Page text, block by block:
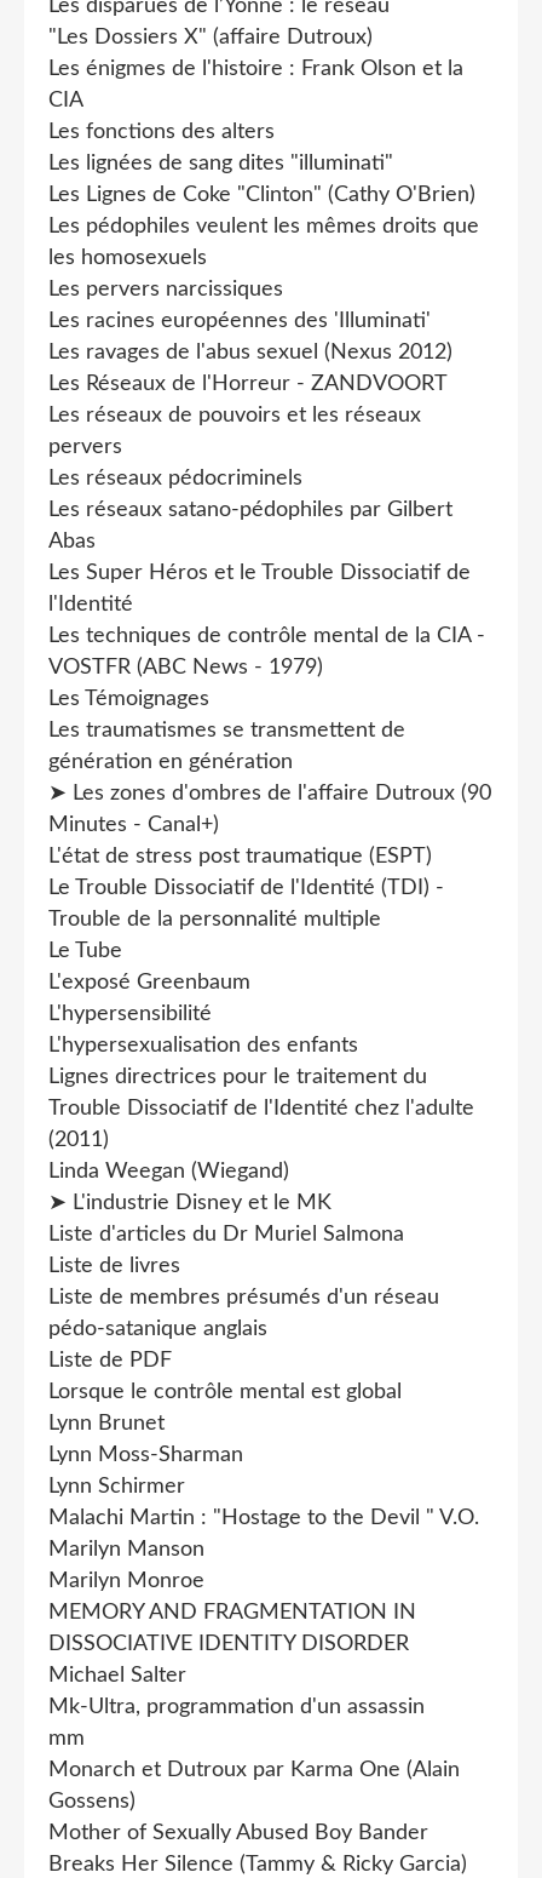
Les disparues de l’Yonne : le réseau
"Les Dossiers X" (affaire Dutroux)
Les énigmes de l'histoire : Frank Olson et la
CIA
Les fonctions des alters
Les lignées de sang dites "illuminati"
Les Lignes de Coke "Clinton" (Cathy O'Brien)
Les pédophiles veulent les mêmes droits que
les homosexuels
Les pervers narcissiques
Les racines européennes des 'Illuminati'
Les ravages de l'abus sexuel (Nexus 2012)
Les Réseaux de l'Horreur - ZANDVOORT
Les réseaux de pouvoirs et les réseaux
pervers
Les réseaux pédocriminels
Les réseaux satano-pédophiles par Gilbert
Abas
Les Super Héros et le Trouble Dissociatif de
l'Identité
Les techniques de contrôle mental de la CIA -
VOSTFR (ABC News - 1979)
Les Témoignages
Les traumatismes se transmettent de
génération en génération
➤ Les zones d'ombres de l'affaire Dutroux (90
Minutes - Canal+)
L'état de stress post traumatique (ESPT)
Le Trouble Dissociatif de l'Identité (TDI) -
Trouble de la personnalité multiple
Le Tube
L'exposé Greenbaum
L'hypersensibilité
L'hypersexualisation des enfants
Lignes directrices pour le traitement du
Trouble Dissociatif de l'Identité chez l'adulte
(2011)
Linda Weegan (Wiegand)
➤ L'industrie Disney et le MK
Liste d'articles du Dr Muriel Salmona
Liste de livres
Liste de membres présumés d'un réseau
pédo-satanique anglais
Liste de PDF
Lorsque le contrôle mental est global
Lynn Brunet
Lynn Moss-Sharman
Lynn Schirmer
Malachi Martin : "Hostage to the Devil " V.O.
Marilyn Manson
Marilyn Monroe
MEMORY AND FRAGMENTATION IN
DISSOCIATIVE IDENTITY DISORDER
Michael Salter
Mk-Ultra, programmation d'un assassin
mm
Monarch et Dutroux par Karma One (Alain
Gossens)
Mother of Sexually Abused Boy Bander
Breaks Her Silence (Tammy & Ricky Garcia)